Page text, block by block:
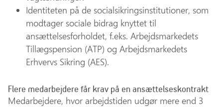
Identiteten på de socialsikringsinstitutioner, som
modtager sociale bidrag knyttet til
ansættelsesforholdet, f.eks. Arbejdsmarkedets
Tillægspension (ATP) og Arbejdsmarkedets
Erhvervs Sikring (AES).
Flere medarbejdere får krav på en ansættelseskontrakt
Medarbejdere, hvor arbejdstiden udgør mere end 3